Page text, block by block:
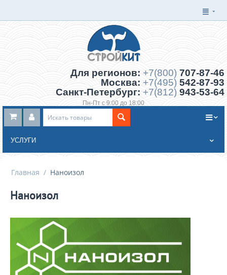
Для регионов: +7(800) 707-87-46
Москва: +7(495) 542-87-93
Санкт-Петербург: +7(812) 943-53-64
Пн-Пт с 9:00 до 18:00
Заказать обратный звонок
УСЛУГИ
Главная / Наноизол
Наноизол